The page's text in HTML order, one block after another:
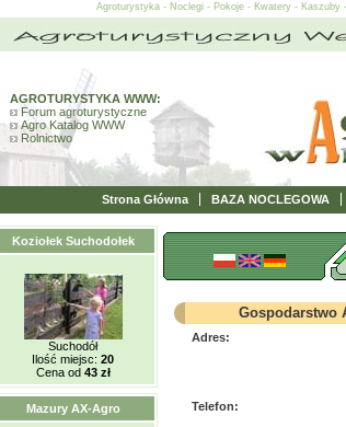
Agroturystyka - Noclegi - Pokoje - Kwatery -
AGROTURYSTYKA WWW:
Forum agroturystyczne
Agro Katalog WWW
Rolnictwo
Strona Główna BAZA NOCLEGOWA
Koziołek Suchodołek
Suchodół
Ilość miejsc: 20
Cena od 43 zł
Mazury AX-Agro
Gospodarstwo
Adres:
Telefon: